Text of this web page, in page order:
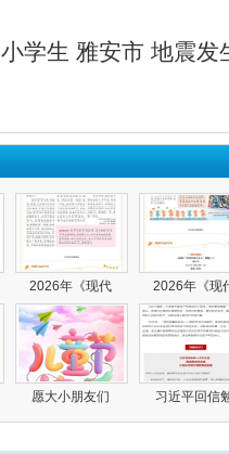
小学生 雅安市 地震发
2026年《现代 2026年《现
愿大小朋友们 习近平回信